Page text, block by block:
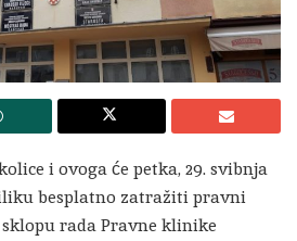
i ovoga će petka, 29. svibnja
besplatno zatražiti pravni
rada Pravne klinike